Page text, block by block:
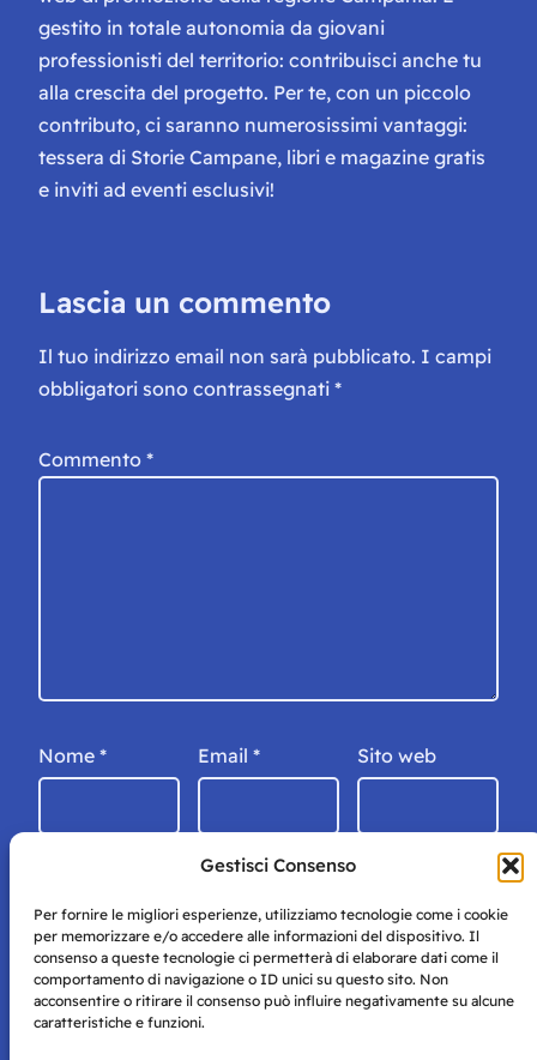
Gestisci Consenso
Per fornire le migliori esperienze, utilizziamo tecnologie come i cookie
per memorizzare e/o accedere alle informazioni del dispositivo. Il
consenso a queste tecnologie ci permetterà di elaborare dati come il
comportamento di navigazione o ID unici su questo sito. Non
acconsentire o ritirare il consenso può influire negativamente su alcune
caratteristiche e funzioni.
gestito in totale autonomia da giovani
professionisti del territorio: contribuisci anche tu
alla crescita del progetto. Per te, con un piccolo
contributo, ci saranno numerosissimi vantaggi:
tessera di Storie Campane, libri e magazine gratis
e inviti ad eventi esclusivi!
Lascia un commento
Il tuo indirizzo email non sarà pubblicato. I campi
obbligatori sono contrassegnati *
Commento *
Nome * Email * Sito web